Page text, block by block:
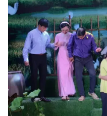
® Cấm sao chép dưới mọi
thuận bằng văn bản. Ghi rõ